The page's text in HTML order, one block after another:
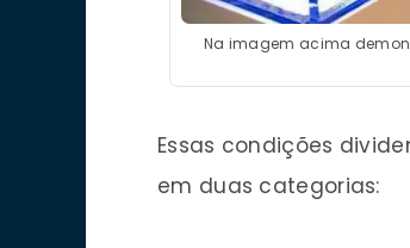
Na imagem acima
Essas condições
em duas categorias: